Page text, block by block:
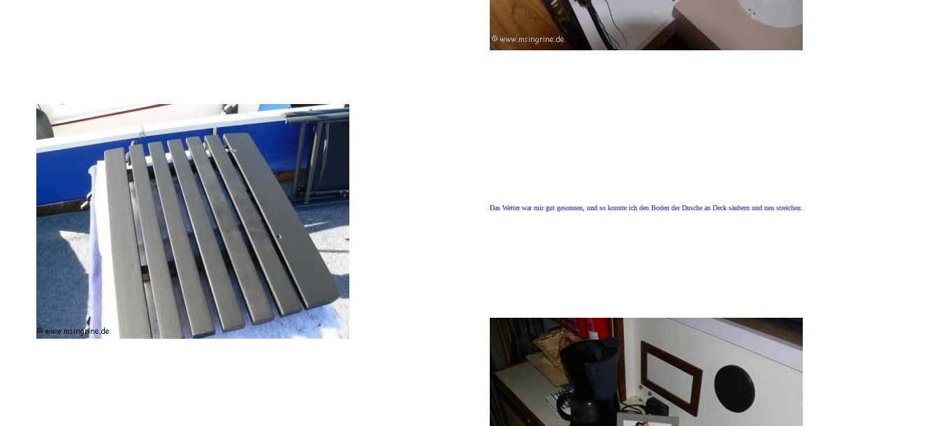
Das Wetter war mir gut gesonnen, und so konnte ich den Boden der Dusche an Deck säubern und neu streichen.